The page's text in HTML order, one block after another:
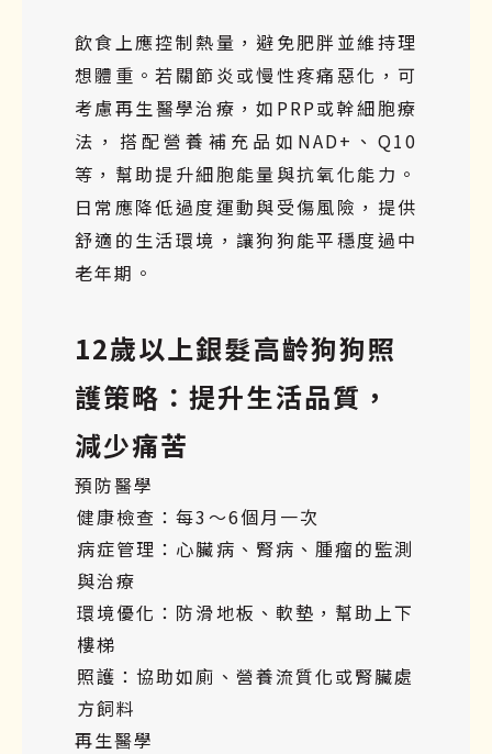
飲食上應控制熱量，避免肥胖並維持理
想體重。若關節炎或慢性疼痛惡化，可
考慮再生醫學治療，如PRP或幹細胞療
法，搭配營養補充品如NAD+、Q10
等，幫助提升細胞能量與抗氧化能力。
日常應降低過度運動與受傷風險，提供
舒適的生活環境，讓狗狗能平穩度過中
老年期。
12歲以上銀髮高齡狗狗照
護策略：提升生活品質，
減少痛苦
預防醫學
健康檢查：每3～6個月一次
病症管理：心臟病、腎病、腫瘤的監測
與治療
環境優化：防滑地板、軟墊，幫助上下
樓梯
照護：協助如廁、營養流質化或腎臟處
方飼料
再生醫學